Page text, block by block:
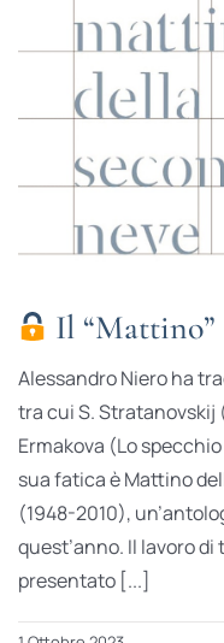
Il “Mattino”
Alessandro Niero ha
tra cui S. Stratanovskij
Ermakova (Lo
sua fatica è Mattino
(1948-2010),
quest’anno. Il lavoro
presentato [...]